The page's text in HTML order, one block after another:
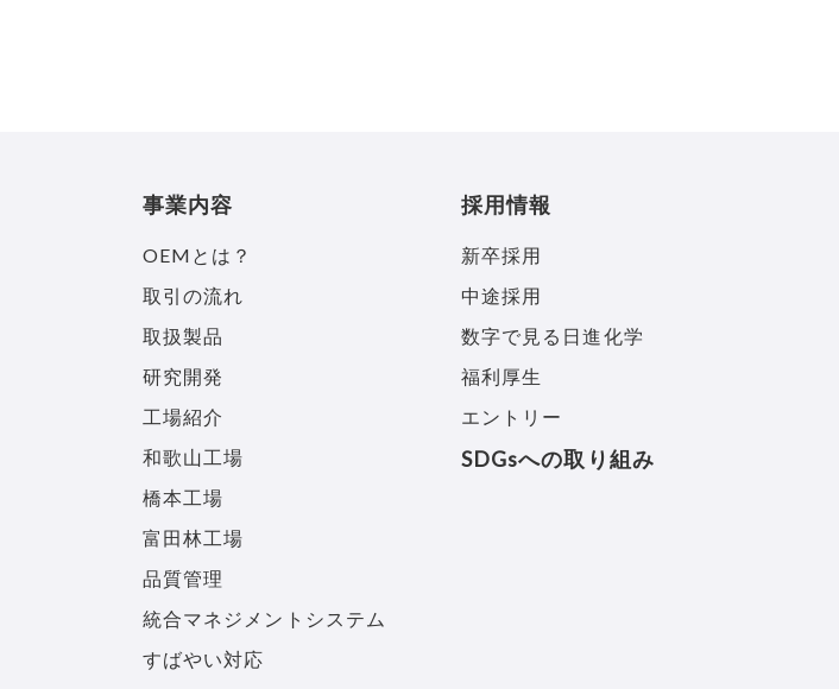
事業内容
OEMとは？
取引の流れ
取扱製品
研究開発
工場紹介
和歌山工場
橋本工場
富田林工場
品質管理
統合マネジメント システム
すばやい対応
採用情報
新卒採用
中途採用
数字で見る日進化学
福利厚生
エントリー
SDGsへの取り組み